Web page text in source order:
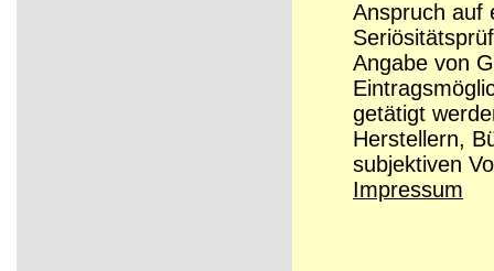
Anspruch auf
Angabe von
getätigt
Herstellern,
subjektiven
Impressum